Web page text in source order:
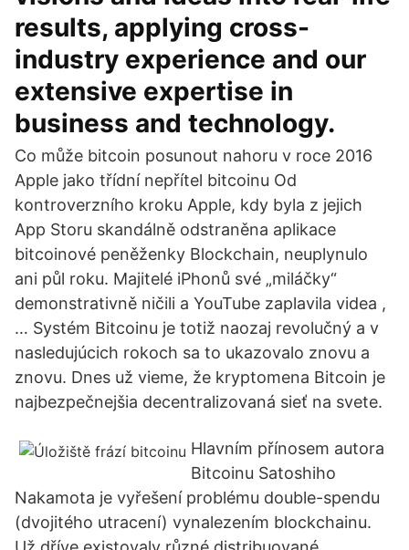
results, applying cross-
industry experience and our
extensive expertise in
business and technology.
Co může bitcoin posunout nahoru v roce 2016
Apple jako třídní nepřítel bitcoinu Od
kontroverzního kroku Apple, kdy byla z jejich
App Storu skandálně odstraněna aplikace
bitcoinové peněženky Blockchain, neuplynulo
ani půl roku. Majitelé iPhonů své „miláčky“
demonstrativně ničili a YouTube zaplavila videa ,
… Systém Bitcoinu je totiž naozaj revolučný a v
nasledujúcich rokoch sa to ukazovalo znovu a
znovu. Dnes už vieme, že kryptomena Bitcoin je
najbezpečnejšia decentralizovaná sieť na svete.
Hlavním přínosem autora
Bitcoinu Satoshiho
Nakamota je vyřešení problému double-spendu
(dvojitého utracení) vynalezením blockchainu.